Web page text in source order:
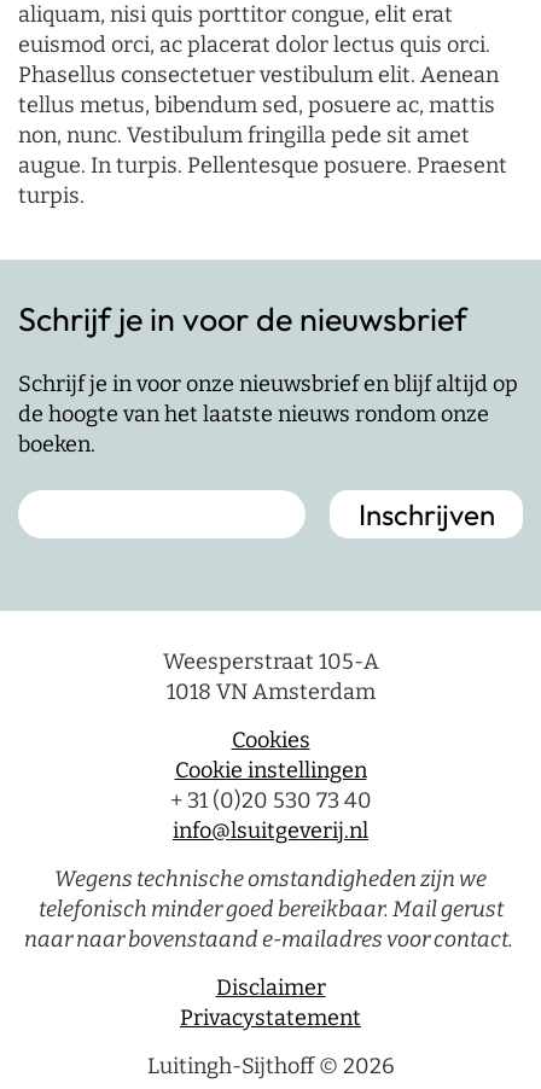
aliquam, nisi quis porttitor congue, elit erat
euismod orci, ac placerat dolor lectus quis orci.
Phasellus consectetuer vestibulum elit. Aenean
tellus metus, bibendum sed, posuere ac, mattis
non, nunc. Vestibulum fringilla pede sit amet
augue. In turpis. Pellentesque posuere. Praesent
turpis.
Schrijf je in voor de nieuwsbrief
Schrijf je in voor onze nieuwsbrief en blijf altijd op
de hoogte van het laatste nieuws rondom onze
boeken.
Weesperstraat 105-A
1018 VN Amsterdam
Cookies
Cookie instellingen
+ 31 (0)20 530 73 40
info@lsuitgeverij.nl
Wegens technische omstandigheden zijn we
telefonisch minder goed bereikbaar. Mail gerust
naar naar bovenstaand e-mailadres voor contact.
Disclaimer
Privacystatement
Luitingh-Sijthoff © 2026